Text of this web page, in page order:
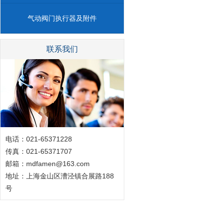
气动阀门执行器及附件
联系我们
电话：021-65371228
传真：021-65371707
邮箱：mdfamen@163.com
地址：上海金山区漕泾镇合展路188
号